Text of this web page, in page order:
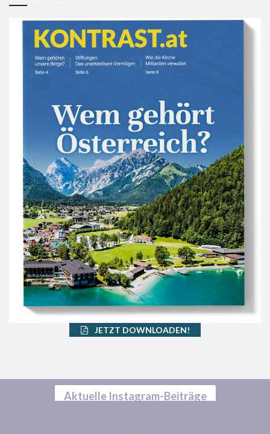
JETZT DOWNLOADEN!
Aktuelle Instagram-Beiträge